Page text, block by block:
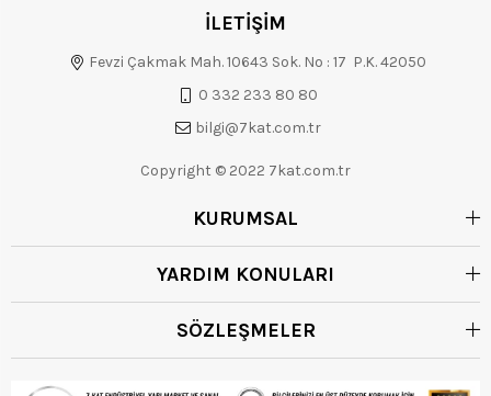
İLETİŞİM
Fevzi Çakmak Mah. 10643 Sok. No : 17 P.K. 42050
0 332 233 80 80
bilgi@7kat.com.tr
Copyright © 2022 7kat.com.tr
KURUMSAL
YARDIM KONULARI
SÖZLEŞMELER